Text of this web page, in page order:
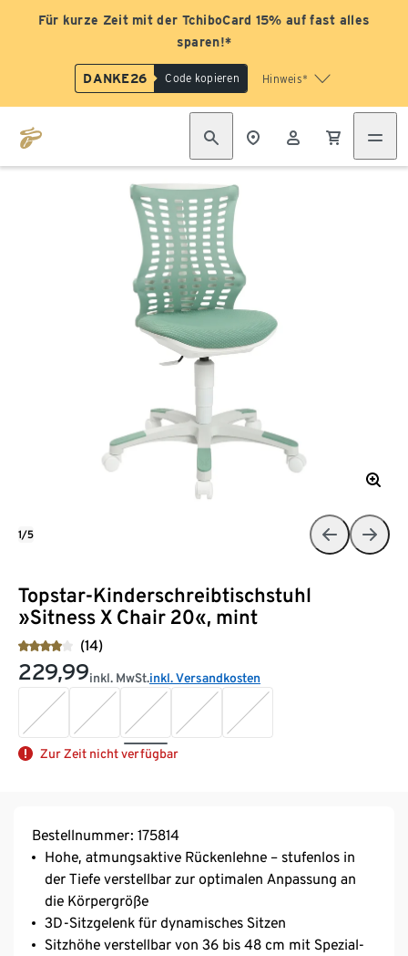
Für kurze Zeit mit der TchiboCard 15% auf fast alles
sparen!*
DANKE26 Code kopieren Hinweis*
Topstar-Kinderschreibtischstuhl
»Sitness X Chair 20«, mint
(14)
229,99inkl. MwSt.inkl. Versandkosten
Zur Zeit nicht verfügbar
1/5
Bestellnummer: 175814
Hohe, atmungsaktive Rückenlehne – stufenlos in
der Tiefe verstellbar zur optimalen Anpassung an
die Körpergröße
3D-Sitzgelenk für dynamisches Sitzen
Sitzhöhe verstellbar von 36 bis 48 cm mit Spezial-